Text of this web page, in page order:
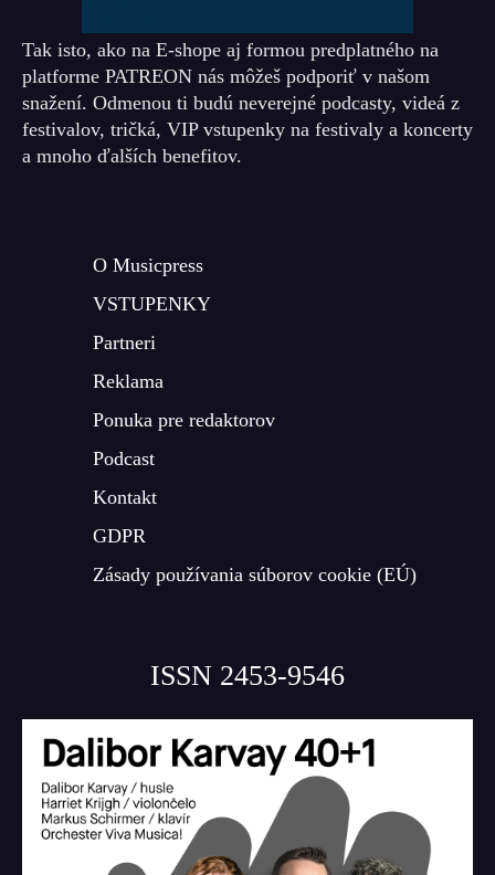
Tak isto, ako na E-shope aj formou predplatného na
platforme PATREON nás môžeš podporiť v našom
snažení. Odmenou ti budú neverejné podcasty, videá z
festivalov, tričká, VIP vstupenky na festivaly a koncerty
a mnoho ďalších benefitov.
O Musicpress
VSTUPENKY
Partneri
Reklama
Ponuka pre redaktorov
Podcast
Kontakt
GDPR
Zásady používania súborov cookie (EÚ)
ISSN 2453-9546